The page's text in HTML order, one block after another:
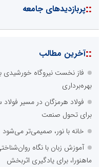
::پربازدیدهای جامعه
::آخرین مطالب
فاز نخست نیروگاه خورشیدی
بهره‌برداری
فولاد هرمزگان در مسیر
برای تحول صنعت
خانه با نور، صمیمی‌تر می‌شود
آموزش زبان با نگاه
ماهنورا، برای یادگیری اثربخش